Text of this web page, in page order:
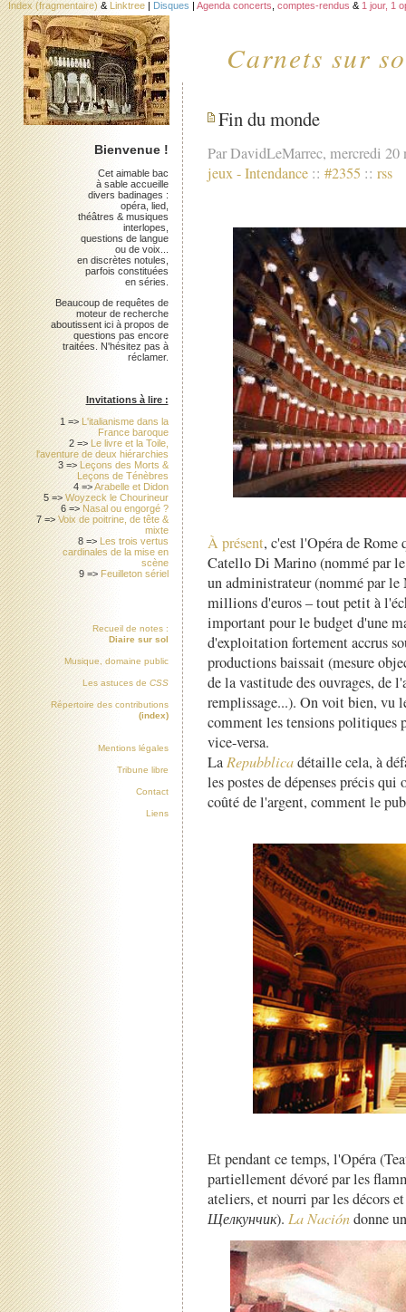
Carnets sur
Index (fragmentaire) & Linktree | Disques | Agenda concerts comptes-rendus & 1 jour, 1
Fin du monde
Par DavidLeMarrec, mercredi 20
jeux-Intendance :: #2355 :: rss
À présent, c'est l'Opéra de
Catello Di Marino (nommé par
un administrateur (nommé par
millions d'euros – tout petit à
important pour le budget d'une
d'exploitation fortement accrus
productions baissait (mesure
de la vastitude des ouvrages, de
remplissage...). On voit bien, vu
comment les tensions politiques
vice-versa.
La Repubblicadétaille cela, à
les postes de dépenses précis
coûté de l'argent, comment le
Et pendant ce temps, l'Opéra
partiellement dévoré par les
ateliers, et nourri par les décors
Щелкунчик). La Nacióndonne
Bienvenue !
Cet aimable bac
à sable accueille
divers badinages :
opéra, lied,
théâtres & musiques
interlopes,
questions de langue
ou de voix...
en discrètes notules,
parfois constituées
en séries.
Beaucoup de requêtes de
moteur de recherche
aboutissent ici à propos de
questions pas encore
traitées. N'hésitez pas à
réclamer.
Invitations à lire :
1 => L'italianisme dans la
France baroque
2 => Le livre et la Toile,
l'aventure de deux hiérarchies
3 => Leçons des Morts &
Leçons de Ténèbres
4 =>Arabelle et Didon
5 =>Woyzeck le Chourineur
6 => Nasal ou engorgé ?
7 =>Voix de poitrine, de tête &
mixte
8 => Les trois vertus
cardinales de la mise en
scène
9 => Feuilleton sériel
Recueil de notes :
Diaire sur sol
Musique, domaine public
Les astuces de CSS
Répertoire des contributions
(index)
Mentions légales
Tribune libre
Contact
Liens